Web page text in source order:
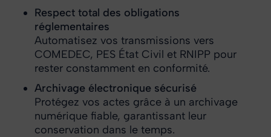
Respect total des obligations
réglementaires
Automatisez vos transmissions vers
COMEDEC, PES État Civil et RNIPP pour
rester constamment en conformité.
Archivage électronique sécurisé
Protégez vos actes grâce à un archivage
numérique fiable, garantissant leur
conservation dans le temps.